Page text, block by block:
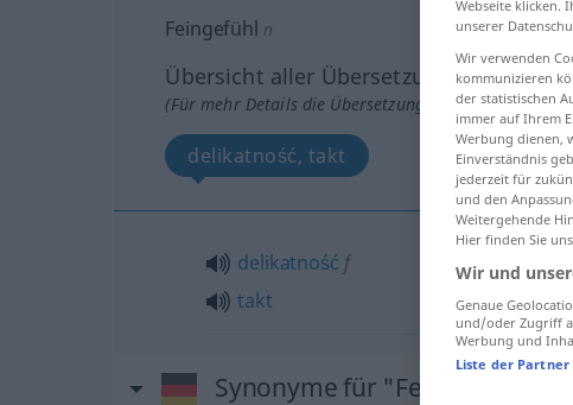
Feingefühl n
Übersicht aller Übersetzungen
(Für mehr Details die Übersetzung anklicken/
delikatność, takt
delikatność f
takt
Synonyme für "Feingefühl"
Webseite klicken.
unserer
Wir verwenden
kommunizieren
der statistischen
immer auf Ihrem
Werbung dienen,
Einverständnis
jederzeit für
und den
Weitergehende
Hier finden Sie
Wir und
Genaue
und/oder Zugriff
Werbung und
Liste der